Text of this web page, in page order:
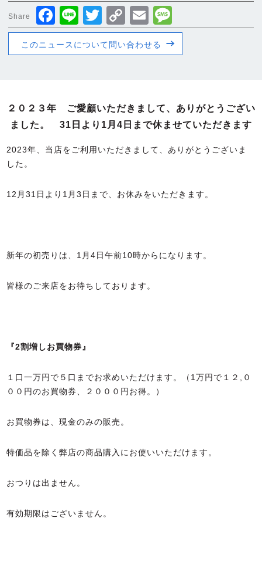
Share Facebook
LineTwitter
Copy
Link
Email
このニュースについて問い合わせる
２０２３年 ご愛顧いただきまして、ありがとうござい
ました。 31日より1月4日まで休ませていただきます
2023年、当店をご利用いただきまして、ありがとうございま
した。
12月31日より1月3日まで、お休みをいただきます。
新年の初売りは、1月4日午前10時からになります。
皆様のご来店をお待ちしております。
『2割増しお買物券』
１口一万円で５口までお求めいただけます。（1万円で１２,０
００円のお買物券、２０００円お得。）
お買物券は、現金のみの販売。
特価品を除く弊店の商品購入にお使いいただけます。
おつりは出ません。
有効期限はございません。